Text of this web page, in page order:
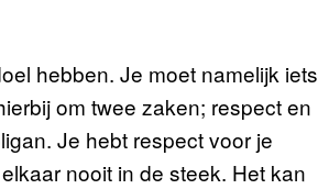
hebben. Je moet namelijk iets
om twee zaken; respect en
Je hebt respect voor je
nooit in de steek. Het kan